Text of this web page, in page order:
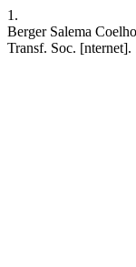
1.
Berger Salema
Transf. Soc.